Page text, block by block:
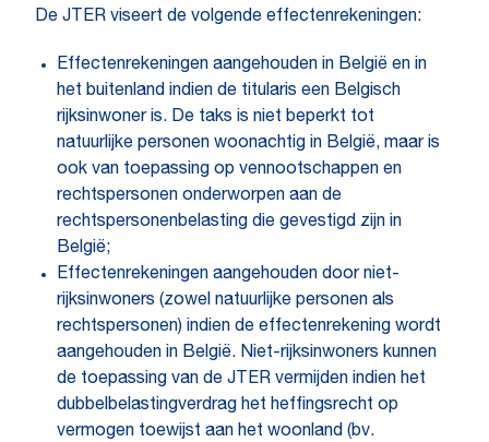
De JTER viseert de volgende effectenrekeningen:
Effectenrekeningen aangehouden in België en in
het buitenland indien de titularis een Belgisch
rijksinwoner is. De taks is niet beperkt tot
natuurlijke personen woonachtig in België, maar is
ook van toepassing op vennootschappen en
rechtspersonen onderworpen aan de
rechtspersonenbelasting die gevestigd zijn in
België;
Effectenrekeningen aangehouden door niet-
rijksinwoners (zowel natuurlijke personen als
rechtspersonen) indien de effectenrekening wordt
aangehouden in België. Niet-rijksinwoners kunnen
de toepassing van de JTER vermijden indien het
dubbelbelastingverdrag het heffingsrecht op
vermogen toewijst aan het woonland (bv.